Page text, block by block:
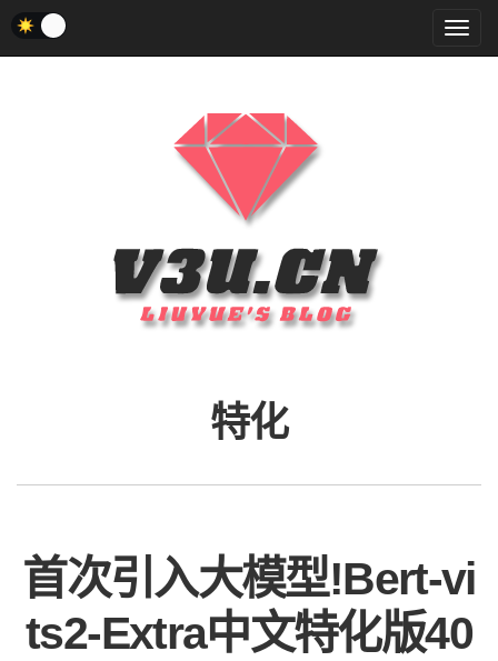
菜
单
特化
首次引入大模型!Bert-vi
ts2-Extra中文特化版40